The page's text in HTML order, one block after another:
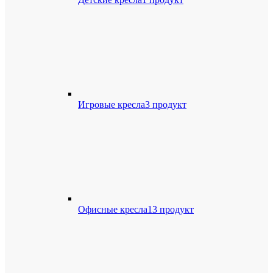
Игровые кресла3 продукт
Офисные кресла13 продукт